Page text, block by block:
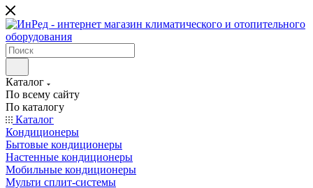
Каталог
По всему сайту
По каталогу
Каталог
Кондиционеры
Бытовые кондиционеры
Настенные кондиционеры
Мобильные кондиционеры
Мульти сплит-системы